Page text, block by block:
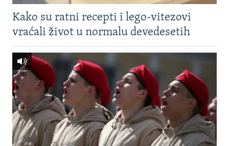
Kako su ratni recepti i lego-vitezovi
vraćali život u normalu devedesetih